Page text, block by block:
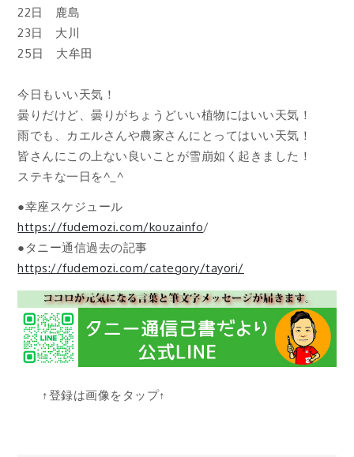
22日 鹿島
23日 大川
25日 大牟田
今日もいい天気！
曇りだけど、曇りがちょうどいい植物にはいい天気！
雨でも、カエルさんや農家さんにとってはいい天気！
皆さんにこの上ない良いことが雪崩如く起きました！
ステキな一日を^_^
●幸座スケジュール
https://fudemozi.com/kouzainfo/
●タニー通信過去の記事
https://fudemozi.com/category/tayori/
↑登録は画像をタップ↑